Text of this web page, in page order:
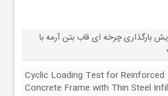
بارگذاری چرخه ای قاب بتن آرمه با
Cyclic Loading Test for Reinforced
Concrete Frame with Thin Steel